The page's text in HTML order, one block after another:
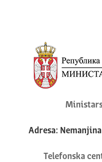
Adresa:
Telefonska